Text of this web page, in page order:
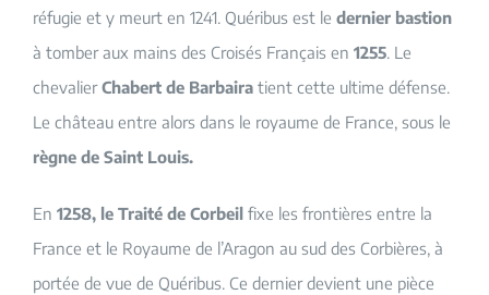
réfugie et y meurt en 1241. Quéribus est le dernier bastion
à tomber aux mains des Croisés Français en 1255. Le
chevalierChabert de Barbairatient cette ultime défense.
Le château entre alors dans le royaume de France, sous le
règne de Saint Louis.
En 1258, le Traité de Corbeilfixe les frontières entre la
France et le Royaume de l’Aragon au sud des Corbières, à
portée de vue de Quéribus. Ce dernier devient une pièce